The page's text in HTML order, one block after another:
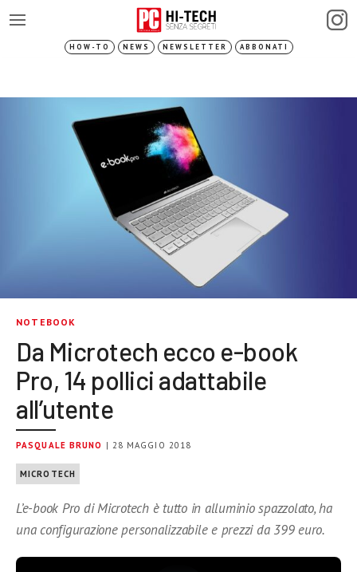
HOW-TO NEWS NEWSLETTER ABBONATI
NOTEBOOK
Da Microtech ecco e-book
Pro, 14 pollici adattabile
all’utente
PASQUALE BRUNO | 28 MAGGIO 2018
MICROTECH
L’e-book Pro di Microtech è tutto in alluminio spazzolato, ha
una configurazione personalizzabile e prezzi da 399 euro.